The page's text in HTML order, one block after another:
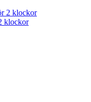
klockor